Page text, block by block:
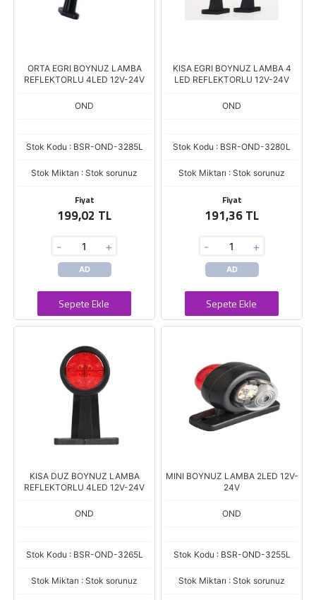
ORTA EGRI BOYNUZ LAMBA
REFLEKTORLU 4LED 12V-24V
OND
Stok Kodu : BSR-OND-3285L
Stok Miktarı : Stok sorunuz
Fiyat
199,02 TL
- +
AD
Sepete Ekle
KISA EGRI BOYNUZ LAMBA 4
LED REFLEKTORLU 12V-24V
OND
Stok Kodu : BSR-OND-3280L
Stok Miktarı : Stok sorunuz
Fiyat
191,36 TL
- +
AD
Sepete Ekle
KISA DUZ BOYNUZ LAMBA
REFLEKTORLU 4LED 12V-24V
OND
Stok Kodu : BSR-OND-3265L
Stok Miktarı : Stok sorunuz
MINI BOYNUZ LAMBA 2LED 12V-
24V
OND
Stok Kodu : BSR-OND-3255L
Stok Miktarı : Stok sorunuz